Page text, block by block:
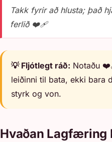
Takk fyrir að hlusta; það
ferlið ❤️‍🩹
💡 Fljótlegt ráð: Notaðu
leiðinni til bata, ekki bara
styrk og von.
Hvaðan Lagfæring